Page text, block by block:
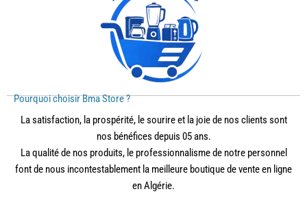
Pourquoi choisir Bma Store ?
La satisfaction, la prospérité, le sourire et la joie de nos clients sont
nos bénéfices depuis 05 ans.
La qualité de nos produits, le professionnalisme de notre personnel
font de nous incontestablement la meilleure boutique de vente en ligne
en Algérie.